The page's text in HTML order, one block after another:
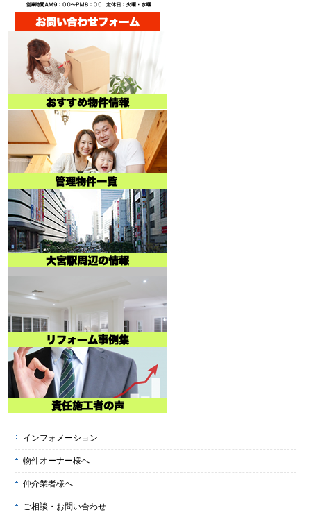
インフォメーション
物件オーナー様へ
仲介業者様へ
ご相談・お問い合わせ